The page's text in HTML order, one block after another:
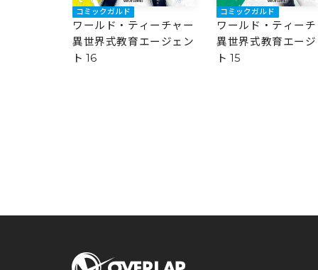
コミックガルド
ワールド・ティーチャー
異世界式教育エージェン
ト 16
コミックガルド
ワールド・ティー
異世界式教育エー
ト 15